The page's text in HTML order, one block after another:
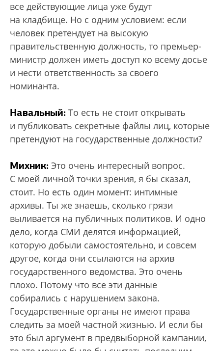
все действующие лица уже будут
на кладбище. Но с одним условием: если
человек претендует на высокую
правительственную должность, то премьер-
министр должен иметь доступ ко всему досье
и нести ответственность за своего
номинанта.
Навальный: То есть не стоит открывать
и публиковать секретные файлы лиц, которые
претендуют на государственные должности?
Михник: Это очень интересный вопрос.
С моей личной точки зрения, я бы сказал,
стоит. Но есть один момент: интимные
архивы. Ты же знаешь, сколько грязи
выливается на публичных политиков. И одно
дело, когда СМИ делятся информацией,
которую добыли самостоятельно, и совсем
другое, когда они ссылаются на архив
государственного ведомства. Это очень
плохо. Потому что все эти данные
собирались с нарушением закона.
Государственные органы не имеют права
следить за моей частной жизнью. И если бы
это был аргумент в предвыборной кампании,